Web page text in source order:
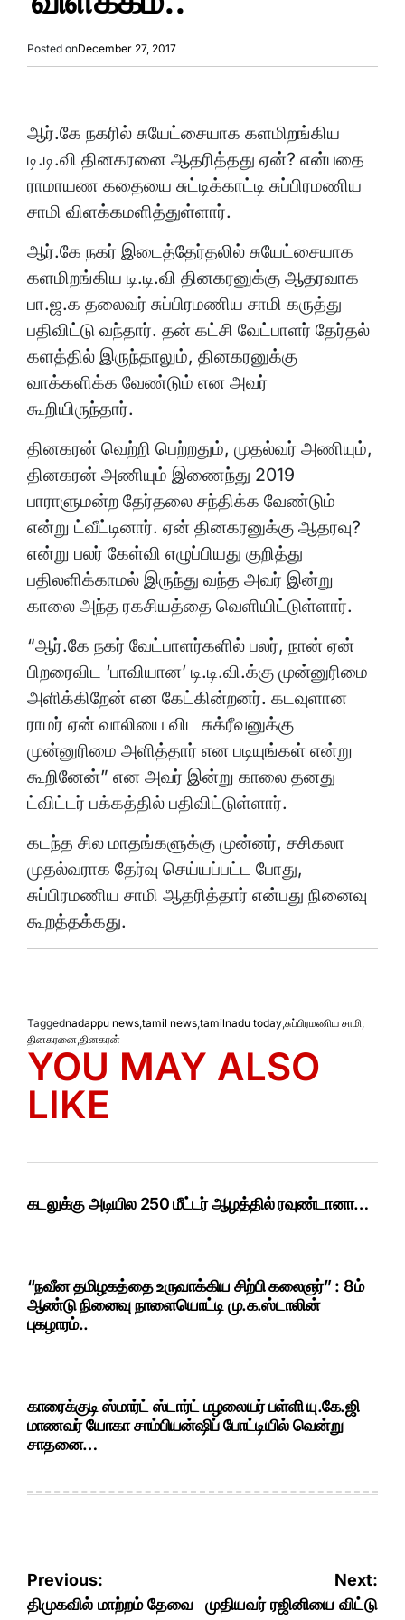
Posted onDecember 27, 2017
ஆர்.கே நகரில் சுயேட்சையாக களமிறங்கிய
டி.டி.வி தினகரனை ஆதரித்தது ஏன்? என்பதை
ராமாயண கதையை சுட்டிக்காட்டி சுப்பிரமணிய
சாமி விளக்கமளித்துள்ளார்.
ஆர்.கே நகர் இடைத்தேர்தலில் சுயேட்சையாக
களமிறங்கிய டி.டி.வி தினகரனுக்கு ஆதரவாக
பா.ஜ.க தலைவர் சுப்பிரமணிய சாமி கருத்து
பதிவிட்டு வந்தார். தன் கட்சி வேட்பாளர் தேர்தல்
களத்தில் இருந்தாலும், தினகரனுக்கு
வாக்களிக்க வேண்டும் என அவர்
கூறியிருந்தார்.
தினகரன் வெற்றி பெற்றதும், முதல்வர் அணியும்,
தினகரன் அணியும் இணைந்து 2019
பாராளுமன்ற தேர்தலை சந்திக்க வேண்டும்
என்று ட்வீட்டினார். ஏன் தினகரனுக்கு ஆதரவு?
என்று பலர் கேள்வி எழுப்பியது குறித்து
பதிலளிக்காமல் இருந்து வந்த அவர் இன்று
காலை அந்த ரகசியத்தை வெளியிட்டுள்ளார்.
“ஆர்.கே நகர் வேட்பாளர்களில் பலர், நான் ஏன்
பிறரைவிட ‘பாவியான’ டி.டி.வி.க்கு முன்னுரிமை
அளிக்கிறேன் என கேட்கின்றனர். கடவுளான
ராமர் ஏன் வாலியை விட சுக்ரீவனுக்கு
முன்னுரிமை அளித்தார் என படியுங்கள் என்று
கூறினேன்” என அவர் இன்று காலை தனது
ட்விட்டர் பக்கத்தில் பதிவிட்டுள்ளார்.
கடந்த சில மாதங்களுக்கு முன்னர், சசிகலா
முதல்வராக தேர்வு செய்யப்பட்ட போது,
சுப்பிரமணிய சாமி ஆதரித்தார் என்பது நினைவு
கூறத்தக்கது.
Taggednadappu news tamil news tamilnadu today சுப்பிரமணிய சாமி
தினகரனை தினகரன்
YOU MAY ALSO
LIKE
கடலுக்கு அடியில 250 மீட்டர் ஆழத்தில் ரவுண்டானா…
“நவீன தமிழகத்தை உருவாக்கிய சிற்பி கலைஞர்” : 8ம்
ஆண்டு நினைவு நாளையொட்டி மு.க.ஸ்டாலின்
புகழாரம்..
காரைக்குடி ஸ்மார்ட் ஸ்டார்ட் மழலையர் பள்ளி யு.கே.ஜி
மாணவர் யோகா சாம்பியன்ஷிப் போட்டியில் வென்று
சாதனை…
Post
navigation
Previous:
திமுகவில் மாற்றம் தேவை
Next:
முதியவர் ரஜினியை விட்டு